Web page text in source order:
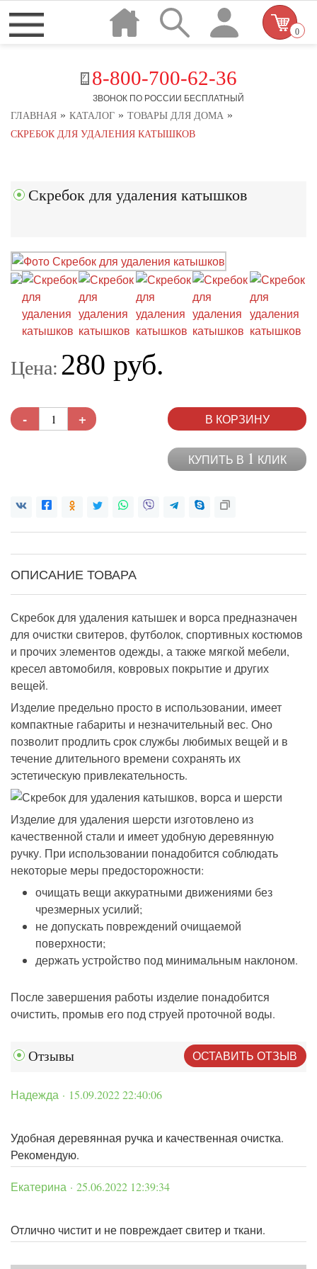
8-800-700-62-36
ЗВОНОК ПО РОССИИ БЕСПЛАТНЫЙ
0
ГЛАВНАЯ » КАТАЛОГ » ТОВАРЫ ДЛЯ ДОМА »
СКРЕБОК ДЛЯ УДАЛЕНИЯ КАТЫШКОВ
Скребок для удаления катышков
Цена: 280 руб.
- + В КОРЗИНУ
КУПИТЬ В 1 КЛИК
ОПИСАНИЕ ТОВАРА
Скребок для удаления катышек и ворса предназначен
для очистки свитеров, футболок, спортивных костюмов
и прочих элементов одежды, а также мягкой мебели,
кресел автомобиля, ковровых покрытие и других
вещей.
Изделие предельно просто в использовании, имеет
компактные габариты и незначительный вес. Оно
позволит продлить срок службы любимых вещей и в
течение длительного времени сохранять их
эстетическую привлекательность.
Изделие для удаления шерсти изготовлено из
качественной стали и имеет удобную деревянную
ручку. При использовании понадобится соблюдать
некоторые меры предосторожности:
очищать вещи аккуратными движениями без
чрезмерных усилий;
не допускать повреждений очищаемой
поверхности;
держать устройство под минимальным наклоном.
После завершения работы изделие понадобится
очистить, промыв его под струей проточной воды.
Отзывы ОСТАВИТЬ ОТЗЫВ
Надежда · 15.09.2022 22:40:06
Удобная деревянная ручка и качественная очистка.
Рекомендую.
Екатерина · 25.06.2022 12:39:34
Отлично чистит и не повреждает свитер и ткани.